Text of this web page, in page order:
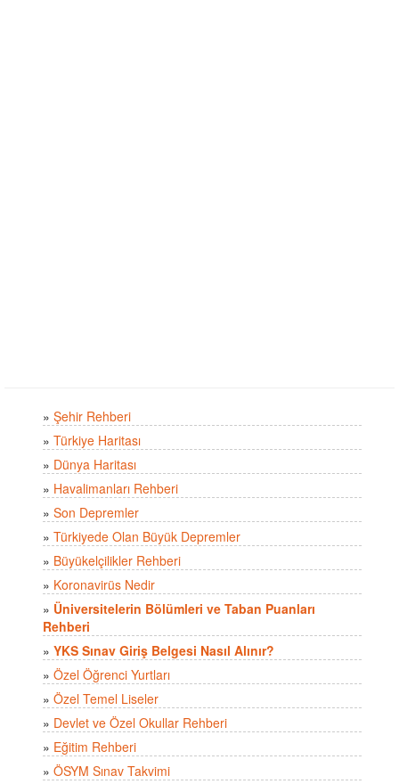
» Şehir Rehberi
» Türkiye Haritası
» Dünya Haritası
» Havalimanları Rehberi
» Son Depremler
» Türkiyede Olan Büyük Depremler
» Büyükelçilikler Rehberi
» Koronavirüs Nedir
» Üniversitelerin Bölümleri ve Taban Puanları
Rehberi
» YKS Sınav Giriş Belgesi Nasıl Alınır?
» Özel Öğrenci Yurtları
» Özel Temel Liseler
» Devlet ve Özel Okullar Rehberi
» Eğitim Rehberi
» ÖSYM Sınav Takvimi